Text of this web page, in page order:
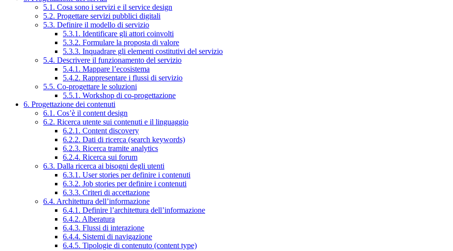
5.1. Cosa sono i servizi e il service design
5.2. Progettare servizi pubblici digitali
5.3. Definire il modello di servizio
5.3.1. Identificare gli attori coinvolti
5.3.2. Formulare la proposta di valore
5.3.3. Inquadrare gli elementi costitutivi del servizio
5.4. Descrivere il funzionamento del servizio
5.4.1. Mappare l’ecosistema
5.4.2. Rappresentare i flussi di servizio
5.5. Co-progettare le soluzioni
5.5.1. Workshop di co-progettazione
6. Progettazione dei contenuti
6.1. Cos’è il content design
6.2. Ricerca utente sui contenuti e il linguaggio
6.2.1. Content discovery
6.2.2. Dati di ricerca (search keywords)
6.2.3. Ricerca tramite analytics
6.2.4. Ricerca sui forum
6.3. Dalla ricerca ai bisogni degli utenti
6.3.1. User stories per definire i contenuti
6.3.2. Job stories per definire i contenuti
6.3.3. Criteri di accettazione
6.4. Architettura dell’informazione
6.4.1. Definire l’architettura dell’informazione
6.4.2. Alberatura
6.4.3. Flussi di interazione
6.4.4. Sistemi di navigazione
6.4.5. Tipologie di contenuto (content type)